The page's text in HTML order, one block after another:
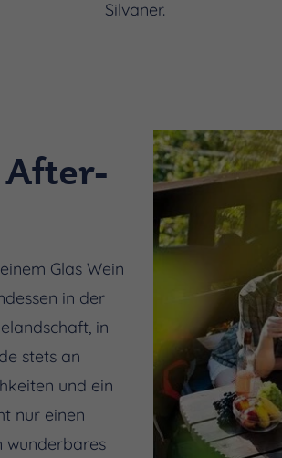
Silvaner.
Glas Wein
in der
in
stets an
und ein
nur einen
wunderbares